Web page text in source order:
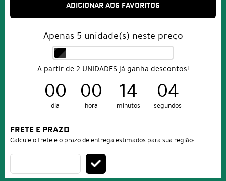
ADICIONAR AOS FAVORITOS
Apenas 5 unidade(s) neste preço
A partir de 2 UNIDADES já ganha descontos!
00
dia
00
hora
14
minutos
04
segundos
FRETE E PRAZO
Calcule o frete e o prazo de entrega estimados para sua região: